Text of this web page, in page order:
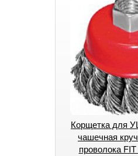
Корщетка для
чашечная
проволока